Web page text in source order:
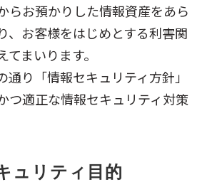
らお預かりした情報資産をあら
、お客様をはじめとする利害関
まいります。
通り「情報セキュリティ方針」
つ適正な情報セキュリティ対策
ュリティ目的